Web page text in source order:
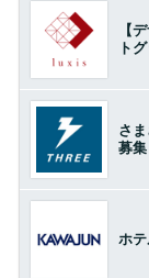
【
ト
さ
募集
ホ